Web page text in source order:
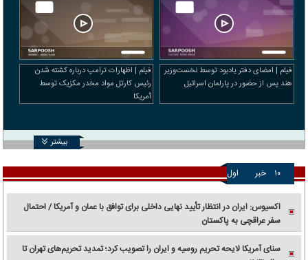
فیلم | امضای دفتر یادبود توسط نخست‌وزیر
هند پس از حضور در پارلمان اسرائیل
فیلم | اظهارات ترامپ درباره کشته شدن
رئیس کارتل مواد مخدر مکزیک توسط
آمریکا
بیشتر
۱۰ خبر اول
اکسیوس: ایران در انتظار تأیید نهایی داخلی برای توافق با عمان و آمریکا / احتمال
سفر عراقچی به پاکستان
سنای آمریکا لایحه تحریم روسیه و ایران را تصویب کرد؛ تمدید تحریم‌های تهران تا